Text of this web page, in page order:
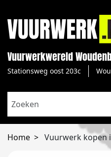
Vuurwerkwereld
Stationsweg oost 203c
Home Vuurwerk kopen